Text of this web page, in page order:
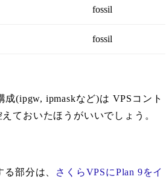
fossil
fossil
(ipgw, ipmaskなど)は VPSコント
ておいたほうがいいでしょう。
部分は、
さくらVPSにPlan 9をイ